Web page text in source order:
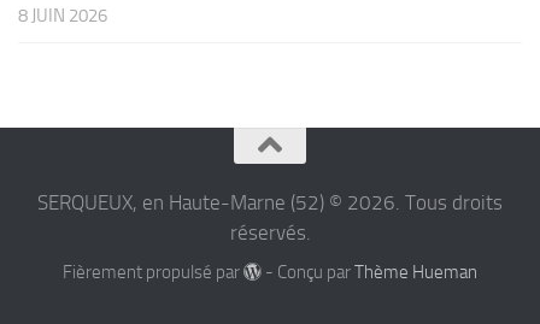
8 JUIN 2026
SERQUEUX, en Haute-Marne (52) © 2026. Tous droits
réservés.
Fièrement propulsé par - Conçu parThème Hueman